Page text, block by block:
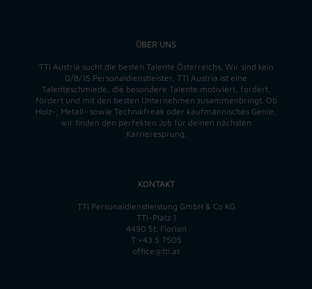
ÜBER UNS
TTI Austria sucht die besten Talente Österreichs. Wir sind kein
0/8/15 Personaldienstleister, TTI Austria ist eine
Talenteschmiede, die besondere Talente motiviert, fordert,
fördert und mit den besten Unternehmen zusammenbringt. Ob
Holz-, Metall- sowie Technikfreak oder kaufmännisches Genie,
wir finden den perfekten Job für deinen nächsten
Karrieresprung.
KONTAKT
TTI Personaldienstleistung GmbH & Co KG
TTI-Platz 1
4490 St. Florian
T +43 5 7505
office@tti.at